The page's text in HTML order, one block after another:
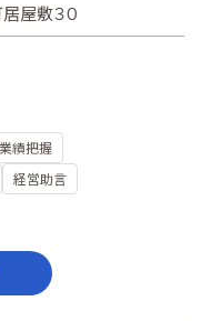
屋敷３０
績把握
経営助言